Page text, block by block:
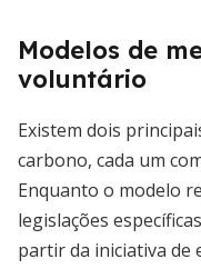
Modelos de
voluntário
Existem dois
carbono, cada um
Enquanto o modelo
legislações
partir da iniciativa de